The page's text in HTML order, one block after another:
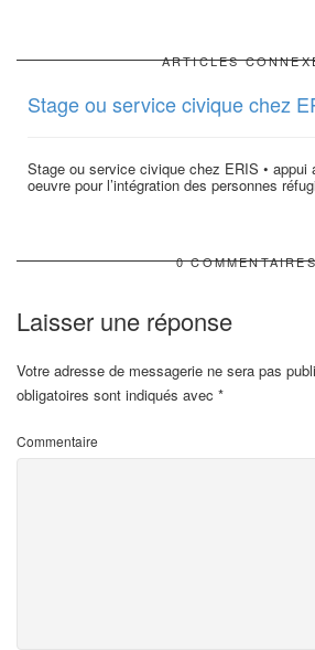
ARTICLES
Stage ou service civique chez
Stage ou service civique chez ERIS • appui
oeuvre pour l’intégration des personnes
0
Laisser une réponse
Votre adresse de messagerie ne sera pas
obligatoires sont indiqués avec *
Commentaire